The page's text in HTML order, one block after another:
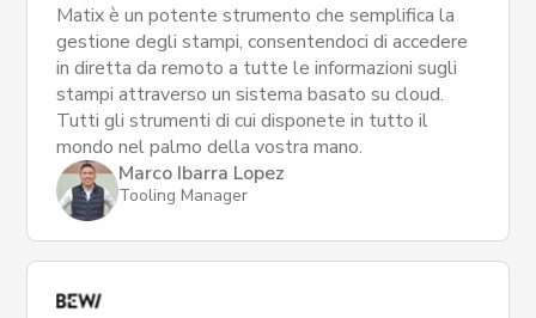
Matix è un potente strumento che semplifica la
gestione degli stampi, consentendoci di accedere
in diretta da remoto a tutte le informazioni sugli
stampi attraverso un sistema basato su cloud.
Tutti gli strumenti di cui disponete in tutto il
mondo nel palmo della vostra mano.
Marco Ibarra Lopez
Tooling Manager